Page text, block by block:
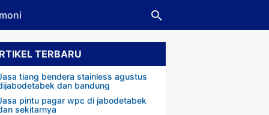
TERBARU
tiang bendera stainless agustus
dan bandung
pintu pagar wpc di jabodetabek
sekitarnya